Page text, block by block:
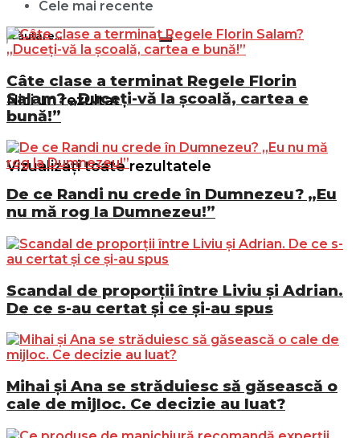
Nici un rezultat
Vizualizați toate rezultatele
Cele mai recente
Câte clase a terminat Regele Florin
Salam? „Duceți-vă la școală, cartea e
bună!”
De ce Randi nu crede în Dumnezeu? „Eu
nu mă rog la Dumnezeu!”
Scandal de proporții între Liviu și Adrian.
De ce s-au certat și ce și-au spus
Mihai și Ana se străduiesc să găsească o
cale de mijloc. Ce decizie au luat?